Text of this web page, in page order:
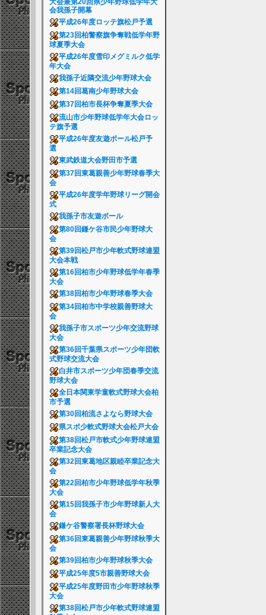
大会兼第20回県少年野球低学年大
会我孫子開幕
平成26年度ロッテ旗松戸予選
第23回柏警察旗争奪戦低学年野
球夏季大会
平成26年度雪印メグミルク低学
年大会
我孫子近隣交流少年野球大会
第14回葛南少年野球大会
第37回柏市長杯争奪夏季大会
流山市少年野球低学年大会ロッ
テ旗予選
平成26年度友遊ボール松戸予
選
東武鉄道大会野田市予選
第37回東葛親善少年野球春季大
会
平成26年度学年野球リーグ開会
式
我孫子市友遊ボール
第80回鎌ケ谷市民少年野球大
会
第39回松戸市少年軟式野球連盟
大会本戦
第16回柏市少年野球低学年春季
大会
第38回柏市少年野球春季大会
第34回柏市中学校親善野球大
会
我孫子市スポーツ少年交流野球
大会
第36回千葉県スポーツ少年団軟
式野球交流大会
白井市スポーツ少年団春季交流
野球大会
全日本関東学童軟式野球大会柏
市予選
第30回柏流さよなら野球大会
県スポ少軟式野球大会松戸大会
第38回松戸市軟式少年野球連盟
卒業記念大会
第32回東葛地区親睦卒業記念大
会
第22回柏市少年野球低学年秋季
大会
第15回我孫子市少年野球新人大
会
鎌ケ谷警察署長杯野球大会
第36回東葛親善少年野球秋季大
会
第39回柏市少年野球秋季大会
平成25年度5市親善野球大会
平成25年度野田市少年野球秋季
大会
第38回松戸市少年軟式野球連盟